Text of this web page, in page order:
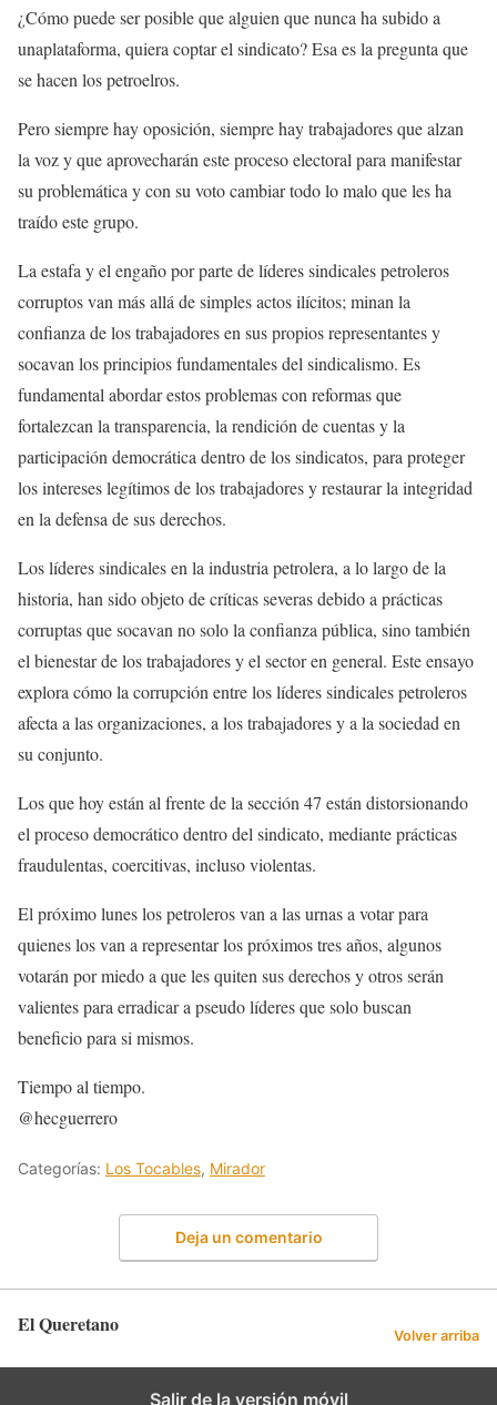
¿Cómo puede ser posible que alguien que nunca ha subido a
unaplataforma, quiera coptar el sindicato? Esa es la pregunta que
se hacen los petroelros.
Pero siempre hay oposición, siempre hay trabajadores que alzan
la voz y que aprovecharán este proceso electoral para manifestar
su problemática y con su voto cambiar todo lo malo que les ha
traído este grupo.
La estafa y el engaño por parte de líderes sindicales petroleros
corruptos van más allá de simples actos ilícitos; minan la
confianza de los trabajadores en sus propios representantes y
socavan los principios fundamentales del sindicalismo. Es
fundamental abordar estos problemas con reformas que
fortalezcan la transparencia, la rendición de cuentas y la
participación democrática dentro de los sindicatos, para proteger
los intereses legítimos de los trabajadores y restaurar la integridad
en la defensa de sus derechos.
Los líderes sindicales en la industria petrolera, a lo largo de la
historia, han sido objeto de críticas severas debido a prácticas
corruptas que socavan no solo la confianza pública, sino también
el bienestar de los trabajadores y el sector en general. Este ensayo
explora cómo la corrupción entre los líderes sindicales petroleros
afecta a las organizaciones, a los trabajadores y a la sociedad en
su conjunto.
Los que hoy están al frente de la sección 47 están distorsionando
el proceso democrático dentro del sindicato, mediante prácticas
fraudulentas, coercitivas, incluso violentas.
El próximo lunes los petroleros van a las urnas a votar para
quienes los van a representar los próximos tres años, algunos
votarán por miedo a que les quiten sus derechos y otros serán
valientes para erradicar a pseudo líderes que solo buscan
beneficio para si mismos.
Tiempo al tiempo.
@hecguerrero
Categorías: Los Tocables, Mirador
Deja un comentario
El Queretano Volver arriba
Salir de la versión móvil